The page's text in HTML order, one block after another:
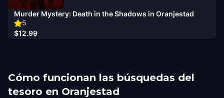
5
Murder Mystery: Death in the Shadows in Oranjestad
$12.99
Cómo funcionan las búsquedas del
tesoro en Oranjestad